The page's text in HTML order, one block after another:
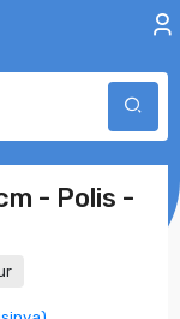
- Polis -